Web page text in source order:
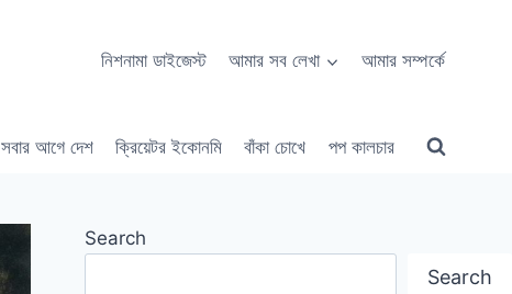
নিশনামা ডাইজেস্ট আমার সব লেখা আমার সম্পর্কে
সবার আগে দেশ ক্রিয়েটর ইকোনমি বাঁকা চোখে পপ কালচার
Search
Search